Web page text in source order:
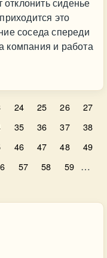
это
соседа спереди
компания и работа
24 25 26
27
35 36 37
38
46 47 48
49
57 58 59 …